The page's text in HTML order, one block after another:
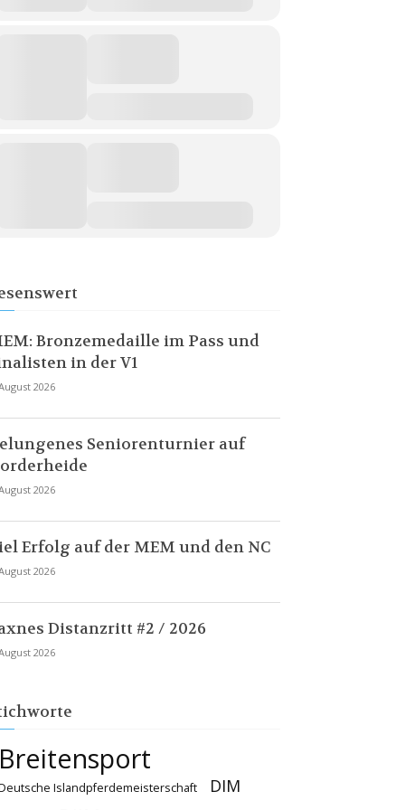
Bronzemedaille im Pass und
in der V1
2026
Seniorenturnier auf
2026
Erfolg auf der MEM und den NC
2026
Distanzritt #2 / 2026
2026
Breitensport
Islandpferdemeisterschaft DIM